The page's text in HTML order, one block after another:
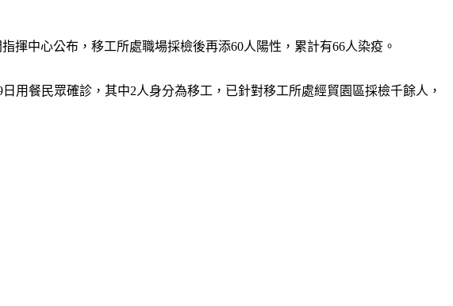
揮中心公布，移工所處職場採檢後再添60人陽性，累計有66人染疫。
用餐民眾確診，其中2人身分為移工，已針對移工所處經貿園區採檢千餘人，